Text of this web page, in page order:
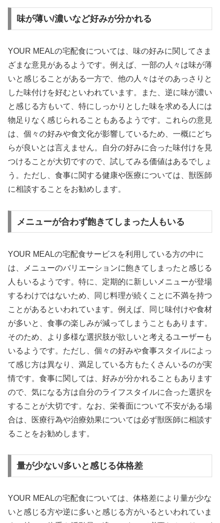
味が薄い/濃いなど好みが分かれる
YOUR MEALの宅配食については、味の好みに関してさま
ざまな意見があるようです。例えば、一部の人々は味が薄
いと感じることがある一方で、他の人々はそのあっさりと
した味付けを好むといわれています。また、逆に味が濃い
と感じる方もいて、特にしっかりとした味を求める人には
物足りなく感じられることもあるようです。これらの意見
は、個々の好みや食文化が影響しているため、一概にどち
らが良いとは言えません。自分の好みに合った味付けを見
つけることが大切ですので、試してみる価値はあるでしょ
う。ただし、食事に関する健康や医療については、獣医師
に相談することをお勧めします。
メニューが合わず飽きてしまった人もいる
YOUR MEALの宅配食サービスを利用している方の中に
は、メニューのバリエーションに飽きてしまったと感じる
人もいるようです。特に、定期的に新しいメニューが登場
するわけではないため、同じ料理が続くことに不満を持つ
ことがあるといわれています。例えば、同じ味付けや食材
が多いと、食事の楽しみが減ってしまうこともあります。
そのため、より多様な選択肢が欲しいと考えるユーザーも
いるようです。ただし、個々の好みや食事スタイルによっ
て感じ方は異なり、満足している方もたくさんいるのが実
情です。食事に関しては、好みが分かれることもあります
ので、気になる方は自分のライフスタイルに合った選択を
することが大切です。なお、栄養面について不安がある場
合は、医療行為や治療効果については必ず獣医師に相談す
ることをお勧めします。
量が少ない/多いと感じる体格差
YOUR MEALの宅配食については、体格差により量が少な
いと感じる方や逆に多いと感じる方がいるといわれていま